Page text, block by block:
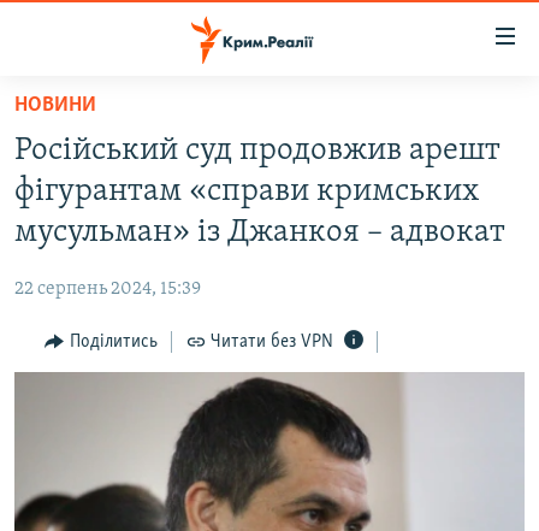
Перейти
основного
матеріалу
Перейти
до
основної
навігації
Перейти
до
ВОДА.КРИМ
ВІДЕО ТА ФОТО
БЛОГИ
ПОГЛЯД
ДЕПОРТАЦІЯ
ЯК ОБІЙТИ БЛОКУВАННЯ
НОВИНИ
Російський суд продовжив арешт
фігурантам «справи кримських
мусульман» із Джанкоя – адвокат
22 серпень 2024, 15:39
Поділитись Читати без VPN